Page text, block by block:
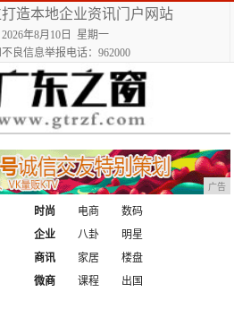
造本地企业资讯门户网站
年8月10日 星期一
良信息举报电话：962000
广告
时尚 电商
数码
企业
八卦
明星
商讯 家居
楼盘
微商
课程
出国